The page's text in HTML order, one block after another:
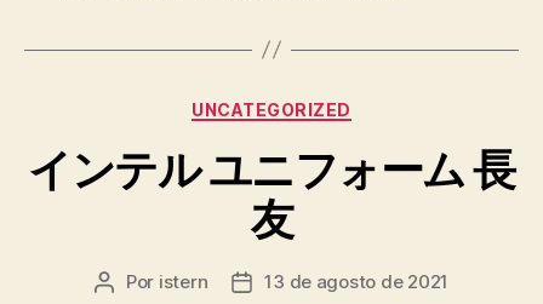
Categorías
UNCATEGORIZED
インテル ユニフォーム 長
友
Autor
Por istern
Fecha13 de agosto de 2021